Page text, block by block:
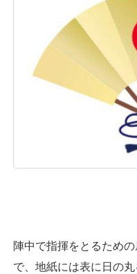
陣中で指揮をとるため
で、地紙には表に日の